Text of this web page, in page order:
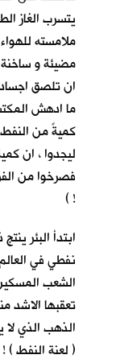
يتسرب الغاز
ملامسته
مضيئة و ساخنة
ان تلصق
ما ادهش
كميةً من النفط
ليجدوا ، ان
فصرخوا من
! )
نفطي في
الشعب
تعقبها الاشد
الذهب الذي لا
( لعنة النفط ) !